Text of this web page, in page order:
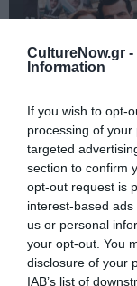
CultureNow.gr -
Information
If you wish to opt-
processing of
targeted
section to confirm
opt-out request is
interest-based
us or personal
your opt-out. You
disclosure of your
IAB’s list of
O
Ρόμπερτ Άικ
στη Στέγη –
Νίκο Κουρή
Κεχαγιόγλου